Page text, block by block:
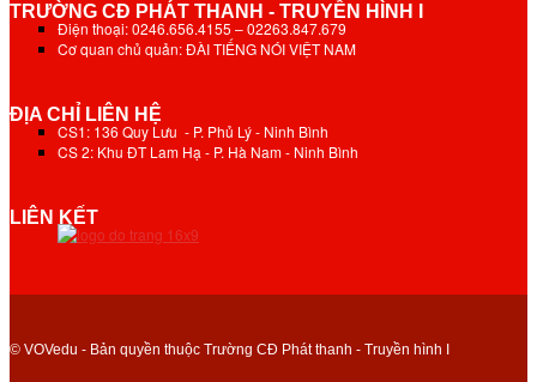
TRƯỜNG CĐ PHÁT THANH - TRUYỀN HÌNH I
Điện thoại: 0246.656.4155 – 02263.847.679
Cơ quan chủ quản: ĐÀI TIẾNG NÓI VIỆT NAM
ĐỊA CHỈ LIÊN HỆ
CS1: 136 Quy Lưu - P. Phủ Lý - Ninh Bình
CS 2: Khu ĐT Lam Hạ - P. Hà Nam - Ninh Bình
LIÊN KẾT
© VOVedu - Bản quyền thuộc Trường CĐ Phát thanh - Truyền hình I